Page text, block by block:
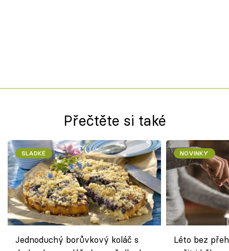
Přečtěte si také
SLADKÉ
Jednoduchý borůvkový koláč s
NOVINKY
Léto bez